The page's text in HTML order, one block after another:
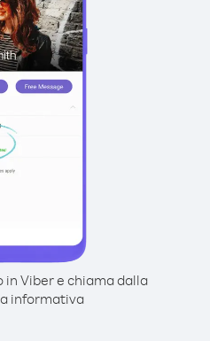
Viber e chiama dalla
informativa